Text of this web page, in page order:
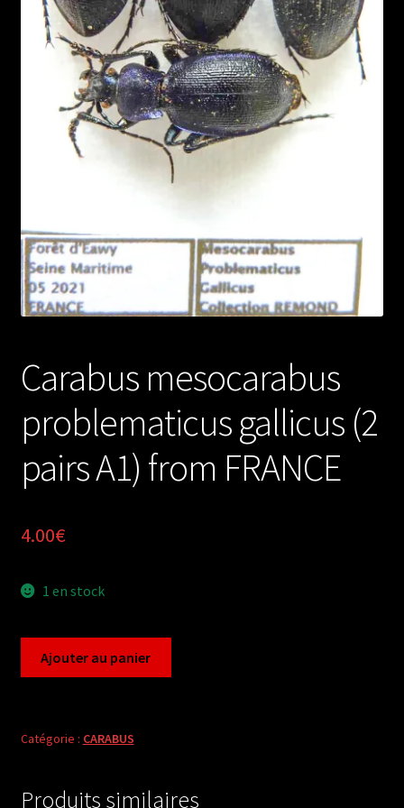
Carabus mesocarabus
problematicus gallicus (2
pairs A1) from FRANCE
4.00€
1 en stock
problematicus
Ajouter au panier
Catégorie : CARABUS
Produits similaires